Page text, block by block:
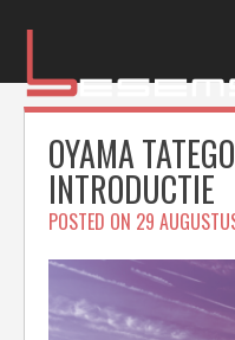
OYAMA
INTRODUCTIE
POSTED ON 29